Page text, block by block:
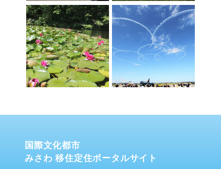
国際文化都市
みさわ 移住定住ポータルサイト